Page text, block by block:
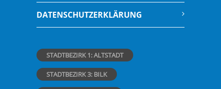
DATENSCHUTZERKLÄRUNG
STADTBEZIRK 1: ALTSTADT
STADTBEZIRK 3: BILK